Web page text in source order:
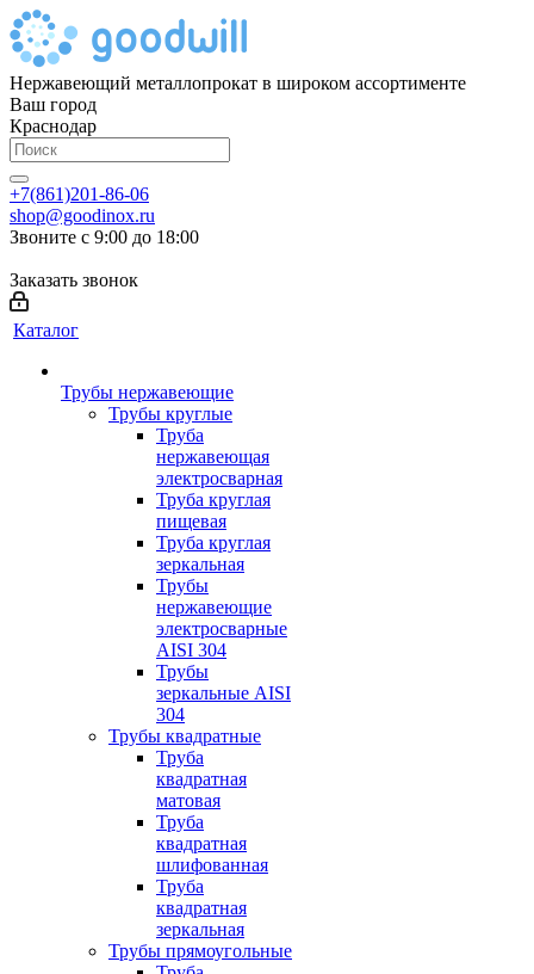
Нержавеющий металлопрокат в широком ассортименте
Ваш город
Краснодар
+7(861)201-86-06
shop@goodinox.ru
Звоните с 9:00 до 18:00
Заказать звонок
Каталог
Трубы нержавеющие
Трубы круглые
Труба
нержавеющая
электросварная
Труба круглая
пищевая
Труба круглая
зеркальная
Трубы
нержавеющие
электросварные
AISI 304
Трубы
зеркальные AISI
304
Трубы квадратные
Труба
квадратная
матовая
Труба
квадратная
шлифованная
Труба
квадратная
зеркальная
Трубы прямоугольные